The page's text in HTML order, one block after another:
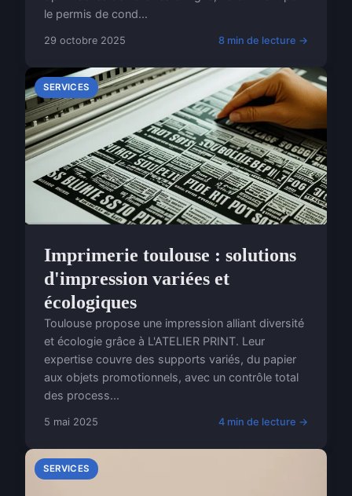
le permis de cond...
29 octobre 2025 8 min de lecture →
SERVICES
Imprimerie toulouse : solutions
d'impression variées et
écologiques
Toulouse propose une impression alliant diversité
et écologie grâce à L'ATELIER PRINT. Leur
expertise couvre des supports variés, du papier
aux objets promotionnels, avec un contrôle total
des process...
5 mai 2025 4 min de lecture →
SERVICES